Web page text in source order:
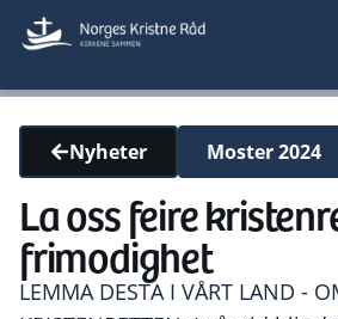
Nyheter Moster 2024
La oss feire
frimodighet
LEMMA DESTA I VÅRT LAND -